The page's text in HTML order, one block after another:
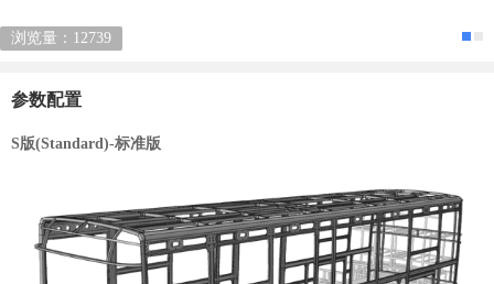
浏览量：12739
参数配置
S版(Standard)-标准版